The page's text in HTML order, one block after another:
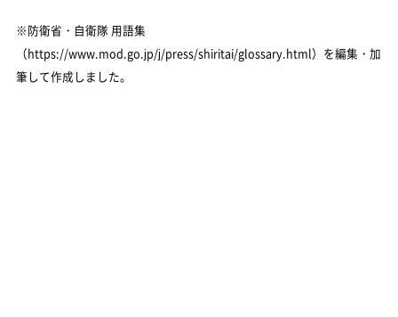
※防衛省・自衛隊 用語集
（https://www.mod.go.jp/j/press/shiritai/glossary.html）を編集・加
筆して作成しました。